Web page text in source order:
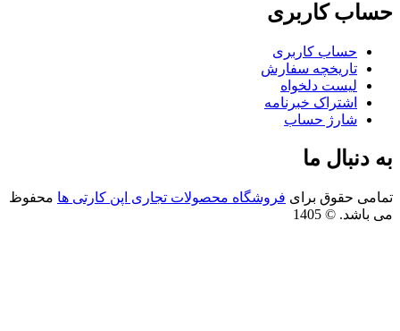
کاربری
حساب کاربری
تاریخچه سفارش
لیست دلخواه
اشتراک خبرنامه
شارژ حساب
دنبال ما
حقوق برای فروشگاه محصولات تجاری اپن کارتی ها محفوظ
© 1405